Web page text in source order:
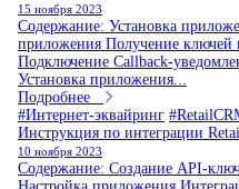
15 ноября 2023
Содержание: Установка
приложения Получение ключей
Подключение Callback-
Установка приложения...
Подробнее
#Интернет-эквайринг
Инструкция по интеграции
10 ноября 2023
Содержание: Создание API-